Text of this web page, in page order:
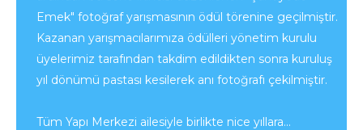
Emek" fotoğraf yarışmasının ödül törenine geçilmiştir.
Kazanan yarışmacılarımıza ödülleri yönetim kurulu
üyelerimiz tarafından takdim edildikten sonra kuruluş
yıl dönümü pastası kesilerek anı fotoğrafı çekilmiştir.
Tüm Yapı Merkezi ailesiyle birlikte nice yıllara...